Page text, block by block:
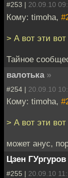
#253 | 20.09.10
Кому: timoha,
> А вот эти вот
Тайное
валотька »
#254 | 20.09.10
Кому: timoha,
> А вот эти вот
может анус,
Цзен ГУргуров
#255 | 20.09.10